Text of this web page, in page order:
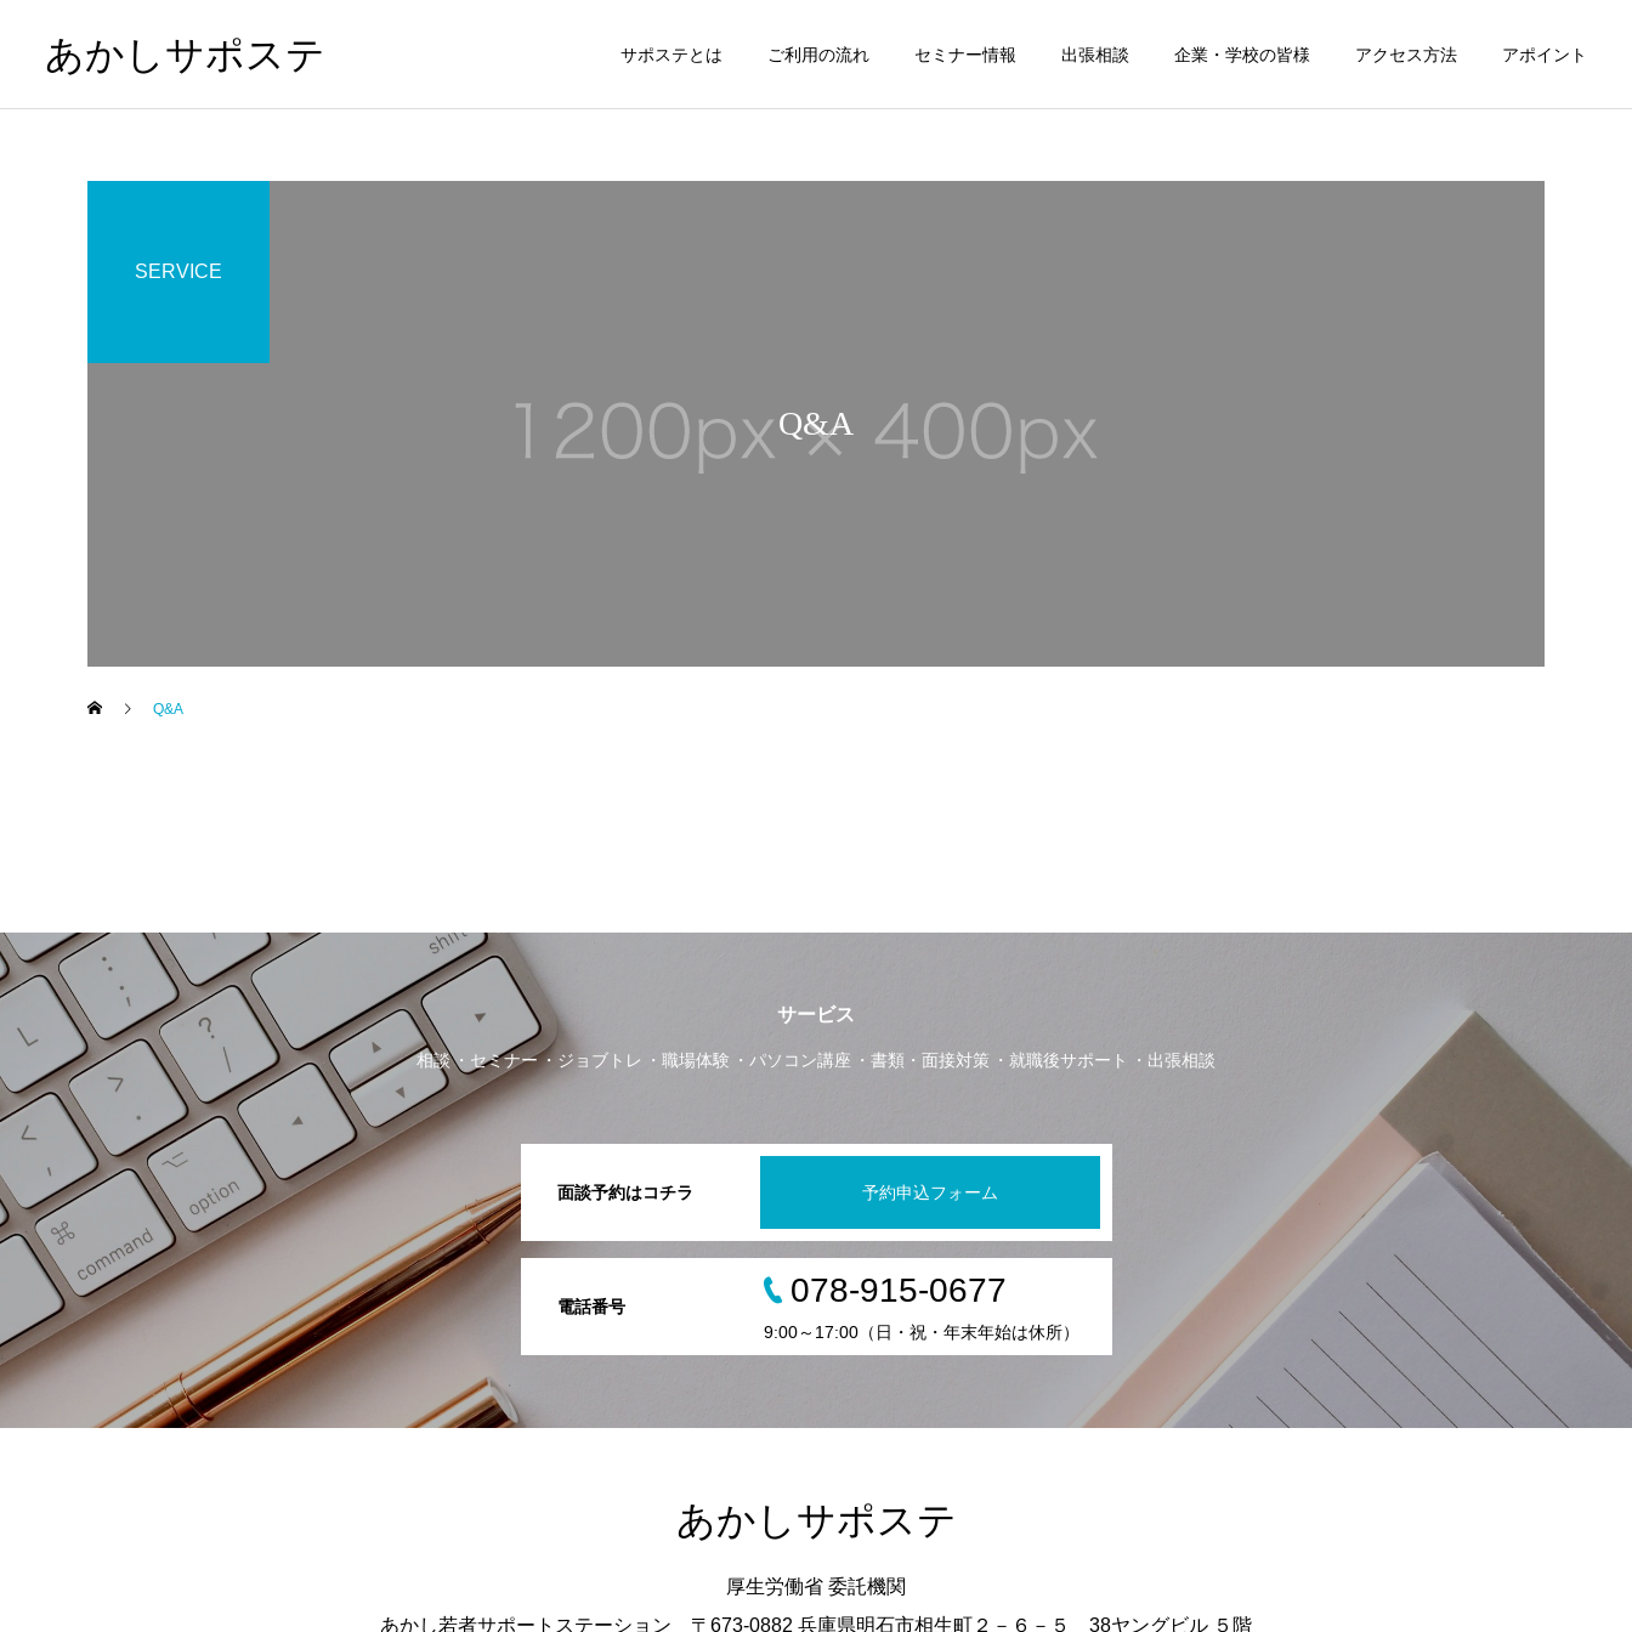
あかしサポステ サポステとは ご利用の流れ セミナー情報 出張相談 企業・学校の皆様 アクセス方法 アポイント
Q&A
SERVICE
Q&A
サービス
相談 セミナー ジョブトレ 職場体験 パソコン講座 書類・面接対策 就職後サポート 出張相談
面談予約はコチラ 予約申込フォーム
電話番号 078-915-0677
9:00～17:00（日・祝・年末年始は休所）
あかしサポステ
厚生労働省 委託機関
あかし若者サポートステーション 〒673-0882 兵庫県明石市相生町２－６－５ 38ヤングビル ５階